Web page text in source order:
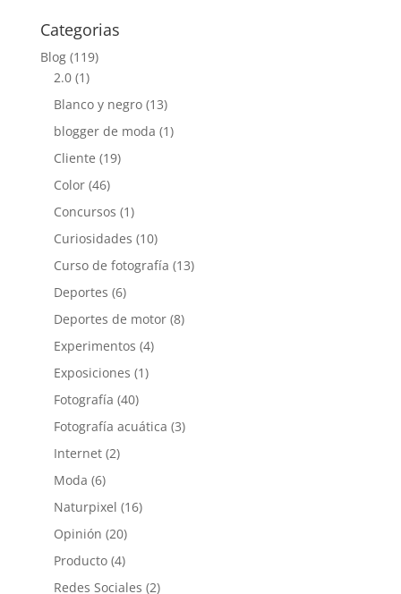
Categorias
Blog(119)
2.0(1)
Blanco y negro(13)
blogger de moda (1)
Cliente (19)
Color(46)
Concursos (1)
Curiosidades (10)
Curso de fotografía (13)
Deportes (6)
Deportes de motor(8)
Experimentos (4)
Exposiciones (1)
Fotografía (40)
Fotografía acuática (3)
Internet(2)
Moda (6)
Naturpixel (16)
Opinión (20)
Producto(4)
Redes Sociales (2)